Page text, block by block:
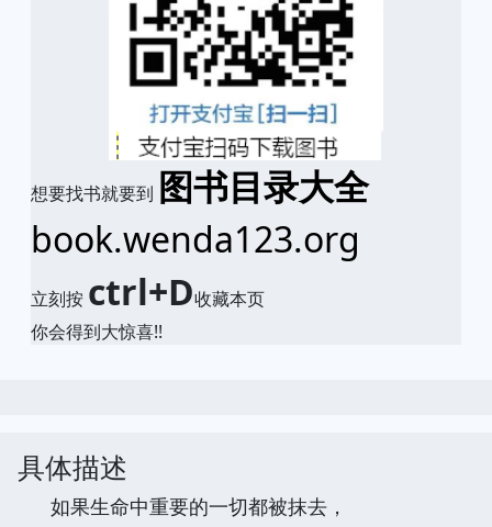
想要找书就要到 图书目录大全
book.wenda123.org
立刻按 ctrl+D收藏本页
你会得到大惊喜!!
具体描述
如果生命中重要的一切都被抹去，